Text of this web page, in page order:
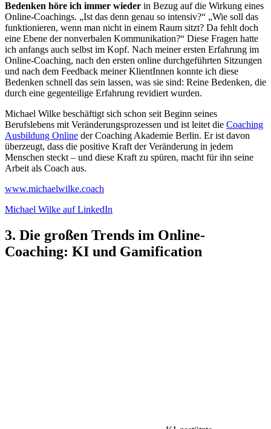
Bedenken höre ich immer wieder in Bezug auf die Wirkung eines
Online-Coachings. „Ist das denn genau so intensiv?“ „Wie soll das
funktionieren, wenn man nicht in einem Raum sitzt? Da fehlt doch
eine Ebene der nonverbalen Kommunikation?“ Diese Fragen hatte
ich anfangs auch selbst im Kopf. Nach meiner ersten Erfahrung im
Online-Coaching, nach den ersten online durchgeführten Sitzungen
und nach dem Feedback meiner KlientInnen konnte ich diese
Bedenken schnell das sein lassen, was sie sind: Reine Bedenken, die
durch eine gegenteilige Erfahrung revidiert wurden.
Michael Wilke beschäftigt sich schon seit Beginn seines
Berufslebens mit Veränderungsprozessen und ist leitet die Coaching
Ausbildung Online der Coaching Akademie Berlin. Er ist davon
überzeugt, dass die positive Kraft der Veränderung in jedem
Menschen steckt – und diese Kraft zu spüren, macht für ihn seine
Arbeit als Coach aus.
www.michaelwilke.coach
Michael Wilke auf LinkedIn
3. Die großen Trends im Online-
Coaching: KI und Gamification